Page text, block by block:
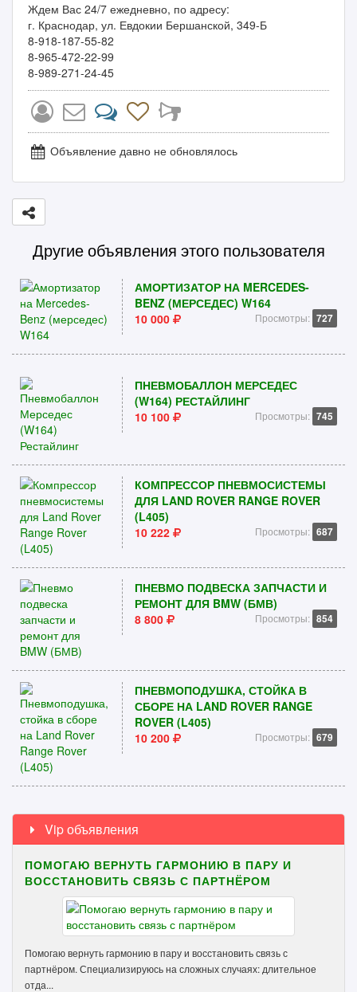
Ждем Вас 24/7 ежедневно, по адресу:
г. Краснодар, ул. Евдокии Бершанской, 349-Б
8-918-187-55-82
8-965-472-22-99
8-989-271-24-45
Объявление давно не обновлялось
Другие объявления этого пользователя
АМОРТИЗАТОР НА MERCEDES-
BENZ (МЕРСЕДЕС) W164
10 000
Просмотры: 727
ПНЕВМОБАЛЛОН МЕРСЕДЕС
(W164) РЕСТАЙЛИНГ
10 100
Просмотры: 745
КОМПРЕССОР ПНЕВМОСИСТЕМЫ
ДЛЯ LAND ROVER RANGE ROVER
(L405)
10 222
Просмотры: 687
ПНЕВМО ПОДВЕСКА ЗАПЧАСТИ И
РЕМОНТ ДЛЯ BMW (БМВ)
8 800
Просмотры: 854
ПНЕВМОПОДУШКА, СТОЙКА В
СБОРЕ НА LAND ROVER RANGE
ROVER (L405)
10 200
Просмотры: 679
Vip объявления
ПОМОГАЮ ВЕРНУТЬ ГАРМОНИЮ В ПАРУ И
ВОССТАНОВИТЬ СВЯЗЬ С ПАРТНЁРОМ
Помогаю вернуть гармонию в пару и восстановить связь с
партнёром. Специализируюсь на сложных случаях: длительное
отда...